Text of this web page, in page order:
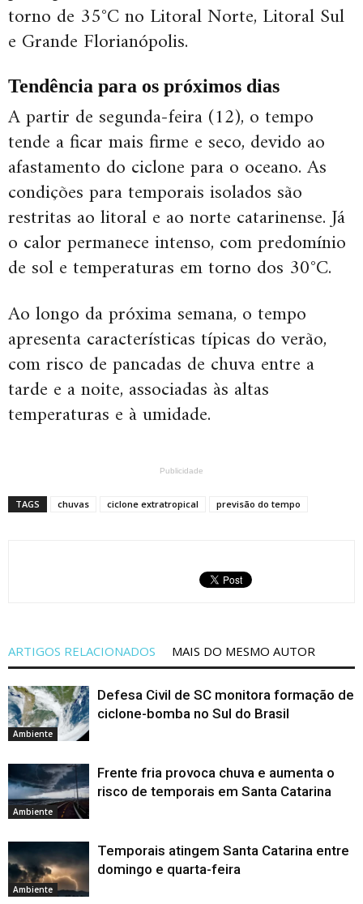
torno de 35°C no Litoral Norte, Litoral Sul
e Grande Florianópolis.
Tendência para os próximos dias
A partir de segunda-feira (12), o tempo
tende a ficar mais firme e seco, devido ao
afastamento do ciclone para o oceano. As
condições para temporais isolados são
restritas ao litoral e ao norte catarinense. Já
o calor permanece intenso, com predomínio
de sol e temperaturas em torno dos 30°C.
Ao longo da próxima semana, o tempo
apresenta características típicas do verão,
com risco de pancadas de chuva entre a
tarde e a noite, associadas às altas
temperaturas e à umidade.
Publicidade
TAGS chuvas ciclone extratropical previsão do tempo
ARTIGOS RELACIONADOS MAIS DO MESMO AUTOR
Ambiente
Defesa Civil de SC monitora formação de
ciclone-bomba no Sul do Brasil
Ambiente
Frente fria provoca chuva e aumenta o
risco de temporais em Santa Catarina
Ambiente
Temporais atingem Santa Catarina entre
domingo e quarta-feira